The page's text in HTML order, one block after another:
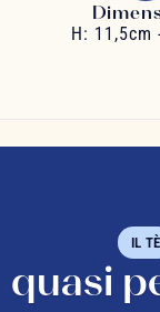
H: 11,5cm
IL TÈ
quasi